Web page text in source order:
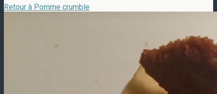
Retour à Pomme crumble